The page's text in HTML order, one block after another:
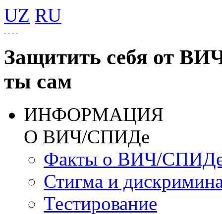
UZ RU
Защитить себя от
ты сам
ИНФОРМАЦИЯ
О ВИЧ/СПИДе
Факты о ВИЧ/
Стигма и
Тестирование